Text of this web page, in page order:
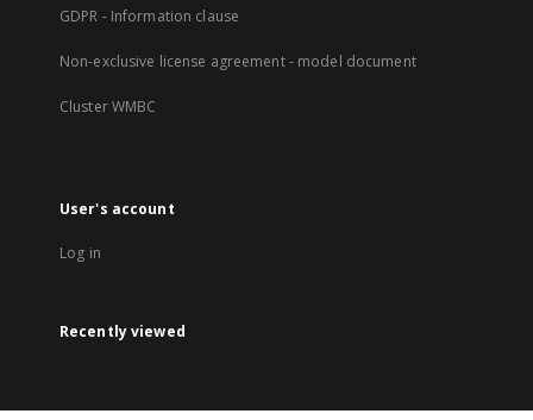
GDPR - Information clause
Non-exclusive license agreement - model document
Cluster WMBC
User's account
Log in
Recently viewed